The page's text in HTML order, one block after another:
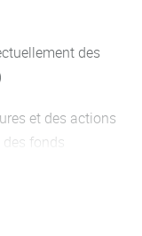
des
et des actions
fonds